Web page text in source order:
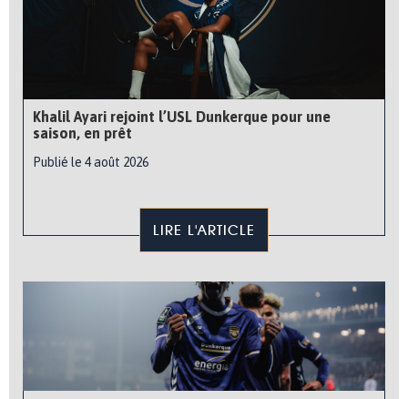
Khalil Ayari rejoint l’USL Dunkerque pour une
saison, en prêt
Publié le 4 août 2026
LIRE L'ARTICLE